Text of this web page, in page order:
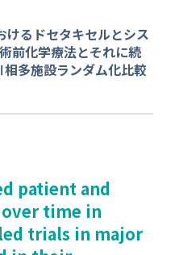
けるドセタキセルとシス
前化学療法とそれに続
多施設ランダム化比較
patient and
time in
trials in major